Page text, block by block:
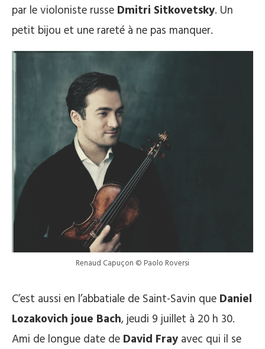
par le violoniste russe Dmitri Sitkovetsky. Un
petit bijou et une rareté à ne pas manquer.
Renaud Capuçon © Paolo Roversi
C’est aussi en l’abbatiale de Saint-Savin que Daniel
Lozakovich joue Bach, jeudi 9 juillet à 20 h 30.
Ami de longue date de David Fray avec qui il se